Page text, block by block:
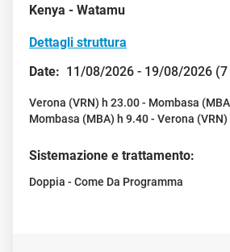
Kenya - Watamu
Dettagli struttura
Date: 11/08/2026 - 19/08/2026
Verona (VRN) h 23.00 - Mombasa
Mombasa (MBA) h 9.40 - Verona
Sistemazione e trattamento:
Doppia - Come Da Programma